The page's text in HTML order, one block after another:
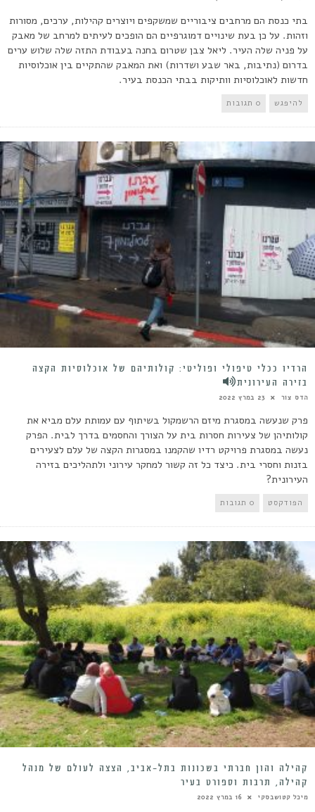
בתי כנסת הם מרחבים ציבוריים שמשקפים ויוצרים קהילות, ערכים, מסורות
וזהות. על כן בעת שינויים דמוגרפיים הם הופכים לעיתים למרחב של מאבק
על פניה שלה העיר. ליאל צבן שטרום בחנה בעבודת התזה שלה שלוש ערים
בדרום (נתיבות, באר שבע ושדרות) ואת המאבק שהתקיים בין אוכלוסיות
חדשות לאוכלוסיות וותיקות בבתי הכנסת בעיר.
להיפגש 0 תגובות
הרדיו ככלי טיפולי ופוליטי: קולותיהם של אוכלוסיות הקצה
בזירה העירונית
הדס צור 23 במרץ 2022
פרק שנעשה במסגרת מיזם הרשמקול בשיתוף עם עמותת עלם מביא את
קולותיהן של צעירות חסרות בית על הצורך והחסמים בדרך לבית. הפרק
נעשה במסגרת פרויקט רדיו שהקמנו במסגרות הקצה של עלם לצעירים
בזנות וחסרי בית. כיצד כל זה קשור למחקר עירוני ולתהליכים בזירה
העירונית?
הפודקסט 0 תגובות
קהילה והון חברתי בשכונות בתל-אביב, הצצה לעולם של מנהל
קהילה, תרבות וספורט בעיר
מיכל קטושבסקי 16 במרץ 2022